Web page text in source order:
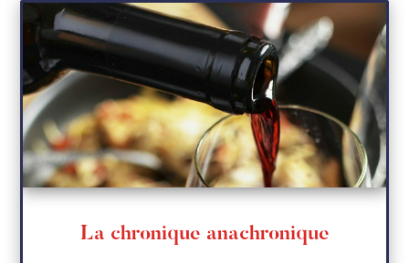
La chronique anachronique